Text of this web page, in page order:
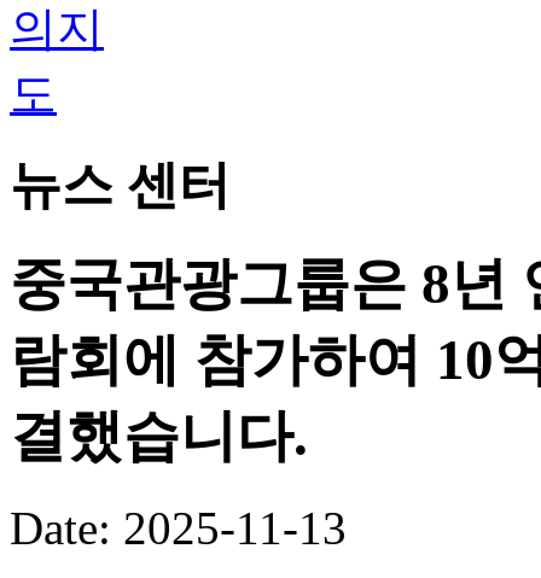
뉴스 센터
중국관광그룹은 8년
람회에 참가하여 10
결했습니다.
Date: 2025-11-13